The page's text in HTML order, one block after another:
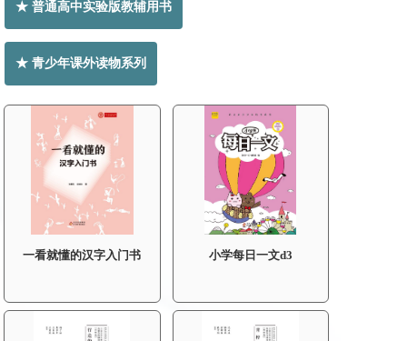
★ 普通高中实验版教辅用书
★ 青少年课外读物系列
一看就懂的汉字入门书 小学每日一文d3